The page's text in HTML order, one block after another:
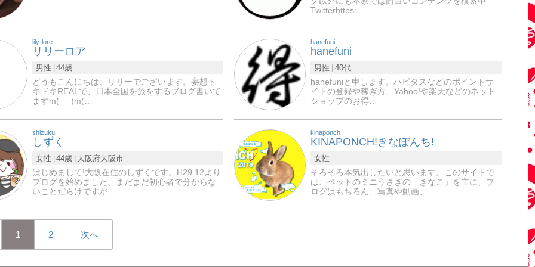
Twitterhttps:…
lily-lore
リリーロア
男性
44歳
どうもこんにちは、リリーでございます。妄想ト
キドキREALで、日本全国を旅をするブログ書いて
ますm(_ _)m(…
hanefuni
hanefuni
男性
40代
hanefuniと申します。ハピタスなどのポイントサ
イトの登録や稼ぎ方、Yahoo!や楽天などのネット
ショップのお得…
shizuku
しずく
女性 44歳 大阪府大阪市
はじめまして!大阪在住のしずくです。H29.12より
ブログを始めました。まだまだ初心者で分からな
いことだらけですが…
kinaponch
KINAPONCH!きなぽんち!
女性
そろそろ本気出したいと思います。このサイトで
は、ペットのミニうさぎの「きなこ」を主に、ブ
ログはもちろん、写真や動画、…
1 2 次へ